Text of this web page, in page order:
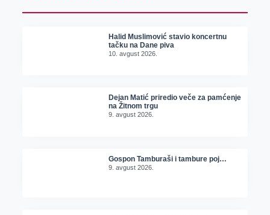
Halid Muslimović stavio koncertnu
tačku na Dane piva
10. avgust 2026.
Dejan Matić priredio veče za pamćenje
na Žitnom trgu
9. avgust 2026.
Gospon Tamburaši i tambure poj…
9. avgust 2026.